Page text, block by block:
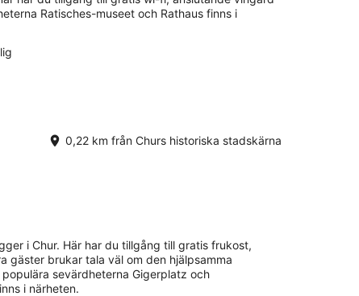
Ratisches-museet och Rathaus finns i
0,22 km från Churs historiska stadskärna
i Chur. Här har du tillgång till gratis frukost,
gäster brukar tala väl om den hjälpsamma
sevärdheterna Gigerplatz och
i närheten.